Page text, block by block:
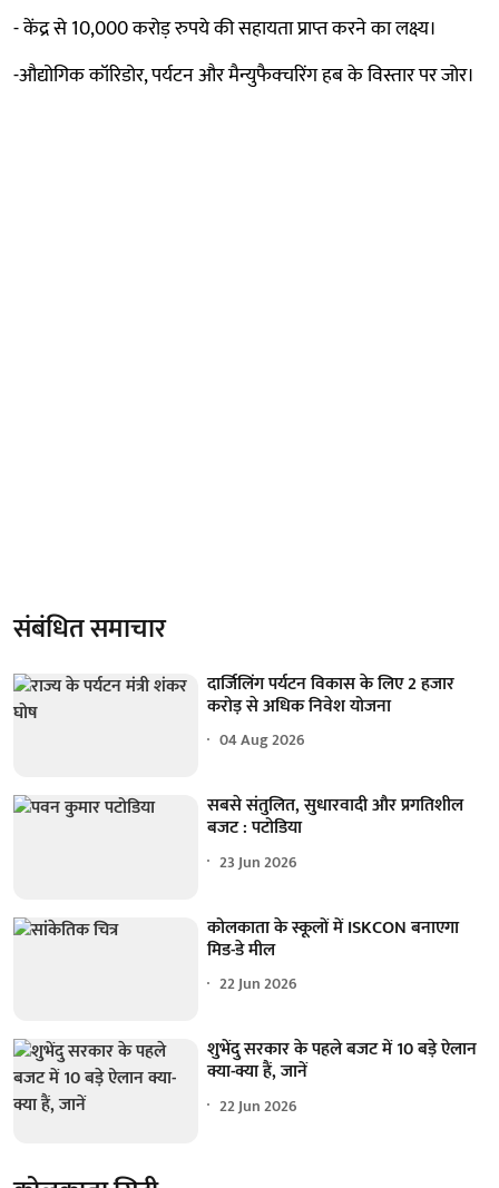
- केंद्र से 10,000 करोड़ रुपये की सहायता प्राप्त करने का लक्ष्य।
-औद्योगिक कॉरिडोर, पर्यटन और मैन्युफैक्चरिंग हब के विस्तार पर जोर।
संबंधित समाचार
दार्जिलिंग पर्यटन विकास के लिए 2 हजार
करोड़ से अधिक निवेश योजना
04 Aug 2026
सबसे संतुलित, सुधारवादी और प्रगतिशील
बजट : पटोडिया
23 Jun 2026
कोलकाता के स्कूलों में ISKCON बनाएगा
मिड-डे मील
22 Jun 2026
शुभेंदु सरकार के पहले बजट में 10 बड़े ऐलान
क्या-क्या हैं, जानें
22 Jun 2026